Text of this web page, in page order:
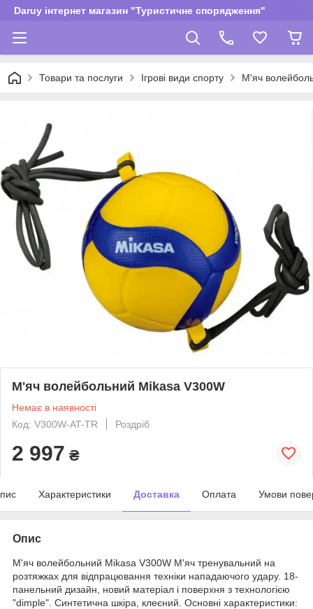
Daruy інтернет магазин "Туристичне спорядження"
Товари та послуги Ігрові види спорту М'яч
М'яч волейбольний Mikasa V300W
Немає в наявності
Код: V300W-AT-TR
Роздріб
2 997 ₴
Характеристики Доставка Оплата Умови
Опис
М'яч волейбольний Mikasa V300W М'яч тренувальний на
розтяжках для відпрацювання техніки нападаючого удару. 18-
панельний дизайн, новий матеріал і поверхня з технологією
"dimple". Синтетична шкіра, клеєний. Основні характеристики: